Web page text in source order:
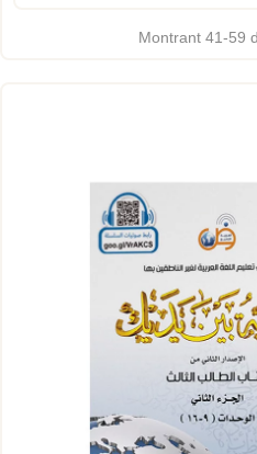
Montrant 41-59